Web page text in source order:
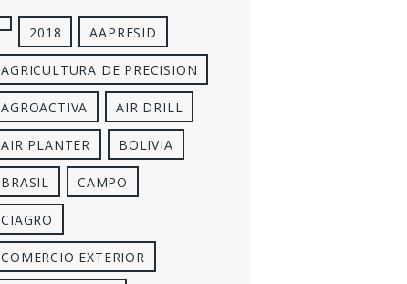
2018 AAPRESID
AGRICULTURA DE PRECISION
AGROACTIVA AIR DRILL
AIR PLANTER BOLIVIA
BRASIL CAMPO
CIAGRO
COMERCIO EXTERIOR